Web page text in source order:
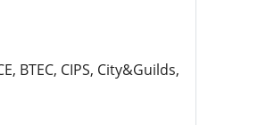
BTEC, CIPS, City&Guilds,